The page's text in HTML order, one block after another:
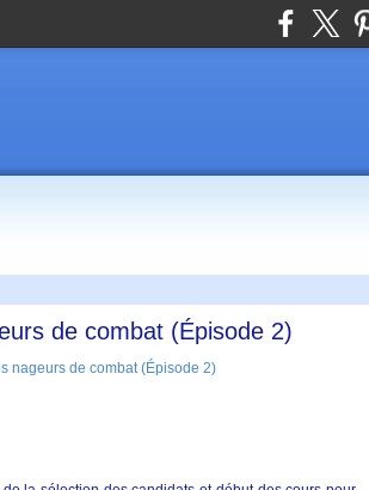
de combat (Épisode 2)